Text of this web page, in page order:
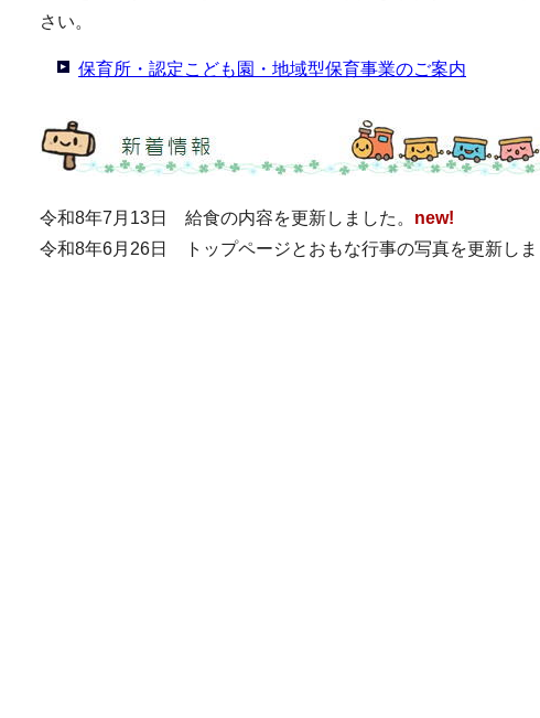
さい。
保育所・認定こども園・地域型保育事業のご案内
令和8年7月13日 給食の内容を更新しました。 new!
令和8年6月26日 トップページとおもな行事の写真を更新し